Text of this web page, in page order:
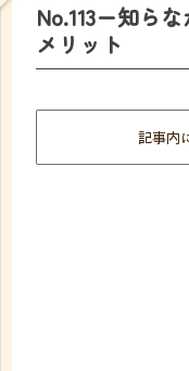
No.113ー知ら
メリット
記事内